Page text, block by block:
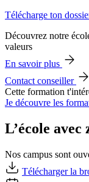
Télécharge ton
Découvrez notre
valeurs
En savoir plus
Contact conseiller
Cette formation
Je découvre les
L’école
Nos campus sont
Télécharger la